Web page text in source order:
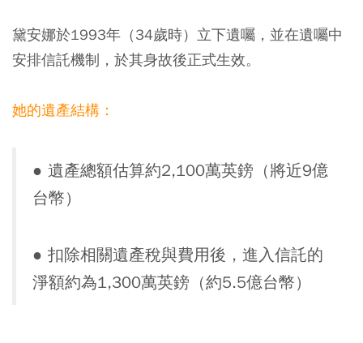
黛安娜於1993年（34歲時）立下遺囑，並在遺囑中
安排信託機制，於其身故後正式生效。
她的遺產結構：
● 遺產總額估算約2,100萬英鎊（將近9億
台幣）
● 扣除相關遺產稅與費用後，進入信託的
淨額約為1,300萬英鎊（約5.5億台幣）